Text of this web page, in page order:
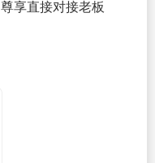
享直接对接老板